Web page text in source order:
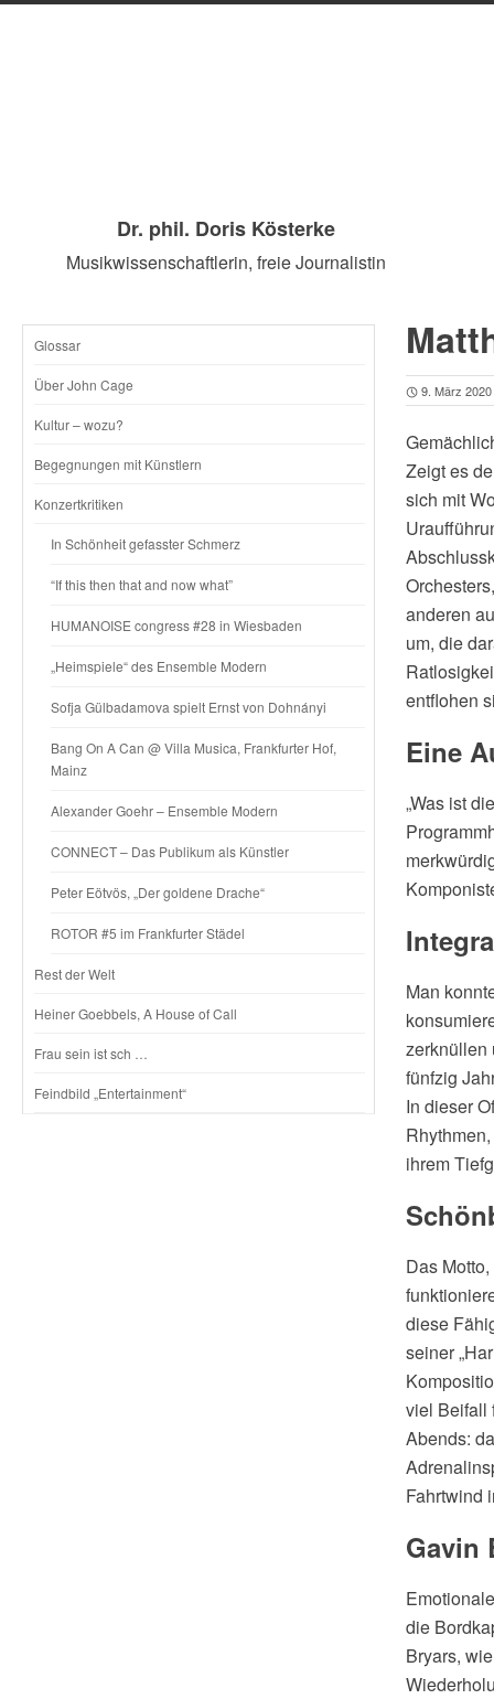
Dr. phil. Doris Kösterke
Musikwissenschaftlerin, freie Journalistin
SKIP
CONTENT
Glossar
Über John Cage
Kultur – wozu?
Begegnungen mit Künstlern
Konzertkritiken
In Schönheit gefasster Schmerz
“If this then that and now what”
HUMANOISE congress #28 in Wiesbaden
„Heimspiele“ des Ensemble Modern
Sofja Gülbadamova spielt Ernst von Dohnányi
Bang On A Can @ Villa Musica, Frankfurter Hof,
Mainz
Alexander Goehr – Ensemble Modern
CONNECT – Das Publikum als Künstler
Peter Eötvös, „Der goldene Drache“
ROTOR #5 im Frankfurter Städel
Rest der Welt
Heiner Goebbels, A House of Call
Frau sein ist sch …
Feindbild „Entertainment“
9. März 2020
Zeigt es
sich mit
anderen
um, die
entflohen
Eine
„Was ist
Man
zerknüllen
fünfzig
In dieser
ihrem
Das
diese
seiner
viel Beifall
Abends:
Fahrtwind
Gavin
die
Bryars,